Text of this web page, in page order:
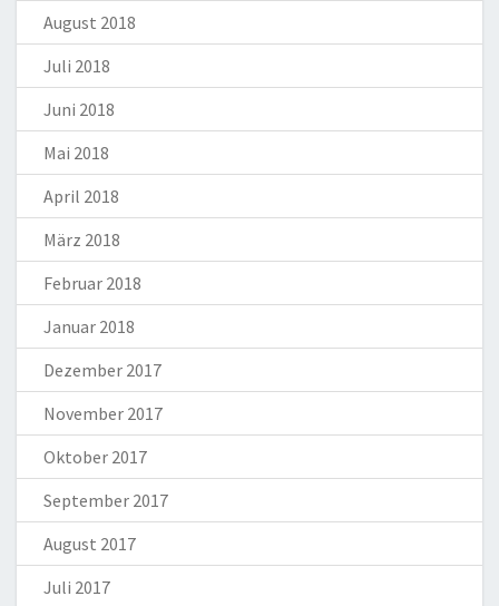
August 2018
Juli 2018
Juni 2018
Mai 2018
April 2018
März 2018
Februar 2018
Januar 2018
Dezember 2017
November 2017
Oktober 2017
September 2017
August 2017
Juli 2017